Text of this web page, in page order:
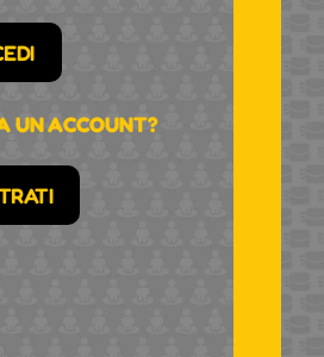
UN ACCOUNT?